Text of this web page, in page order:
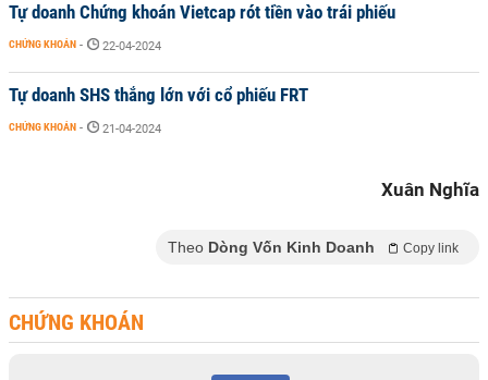
Tự doanh Chứng khoán Vietcap rót tiền vào trái phiếu
CHỨNG KHOÁN - 22-04-2024
Tự doanh SHS thắng lớn với cổ phiếu FRT
CHỨNG KHOÁN - 21-04-2024
Xuân Nghĩa
Theo Dòng Vốn Kinh Doanh Copy link
CHỨNG KHOÁN